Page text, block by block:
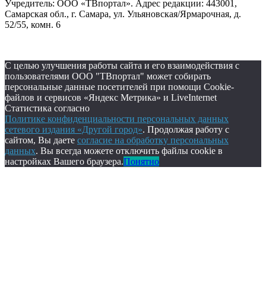
Учредитель: ООО «ТВпортал». Адрес редакции: 443001,
Самарская обл., г. Самара, ул. Ульяновская/Ярмарочная, д.
52/55, комн. 6
С целью улучшения работы сайта и его взаимодействия с
пользователями ООО "ТВпортал" может собирать
персональные данные посетителей при помощи Cookie-
файлов и сервисов «Яндекс Метрика» и LiveInternet
Статистика согласно
Политике конфиденциальности персональных данных
сетевого издания «Другой город». Продолжая работу с
сайтом, Вы даете согласие на обработку персональных
данных. Вы всегда можете отключить файлы cookie в
настройках Вашего браузера.Понятно